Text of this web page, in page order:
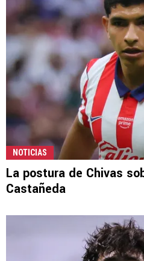
NOTICIAS
La postura de Chivas
Castañeda